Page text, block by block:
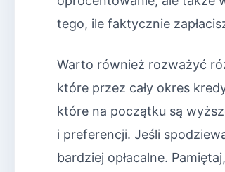
tego, ile faktycznie
Warto również rozważyć
które przez cały okres
które na początku są
i preferencji. Jeśli
bardziej opłacalne.